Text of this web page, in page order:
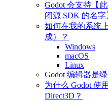
Godot 会支持【
闭源 SDK 的名字
如何在我的系统
成）？
Windows
macOS
Linux
Godot 编辑器是
为什么 Godot 使
Direct3D？